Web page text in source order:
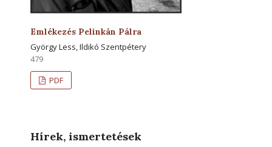
Emlékezés Pelinkán Pálra
György Less, Ildikó Szentpétery
479
PDF
Hírek, ismertetések